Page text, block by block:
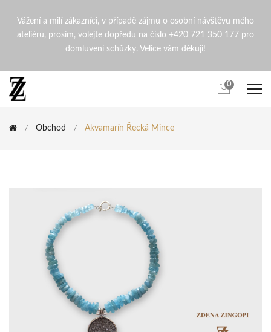
Akvamarín řecká mince |
Vážení a milí zákazníci, v případě zájmu o osobní návštěvu mého
ateliéru, prosím, volejte dopředu na číslo +420 721 350 177 pro
domluvení schůzky. Velice vám děkuji!
0
Obchod Akvamarín Řecká Mince